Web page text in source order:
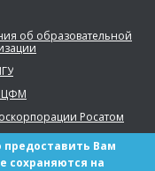
об образовательной
Росатом
предоставить Вам
сохраняются на